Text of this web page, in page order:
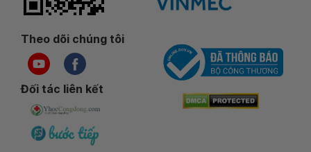
Theo dõi chúng tôi
Đối tác liên kết